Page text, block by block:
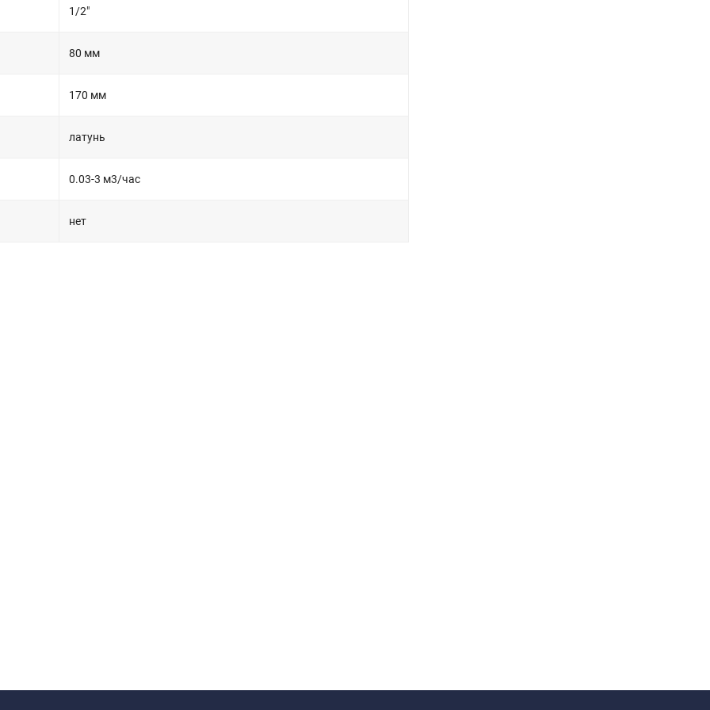
1/2"
80 мм
170 мм
латунь
0.03-3 м3/час
нет